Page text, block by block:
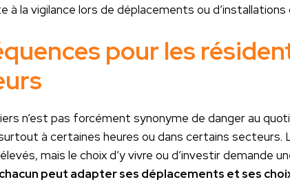
à la vigilance lors de déplacements ou d’installations
pour les
n’est pas forcément synonyme de danger au
à certaines heures ou dans certains secteurs.
mais le choix d’y vivre ou d’investir demande
peut adapter ses déplacements et ses